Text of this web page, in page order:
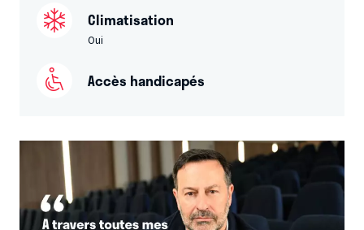
Climatisation
Oui
Accès handicapés